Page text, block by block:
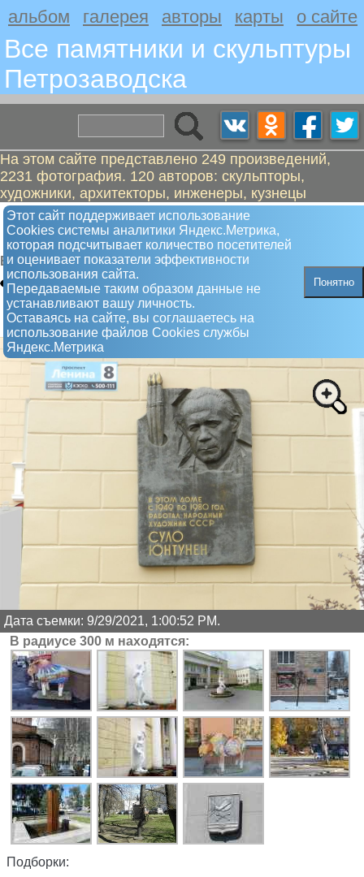
альбом галерея авторы карты о сайте
Все памятники и скульптуры
Петрозаводскa
На этом сайте представлено 249 произведений,
2231 фотография. 120 авторов: скульпторы,
художники, архитекторы, инженеры, кузнецы
Этот сайт поддерживает использование
Сookies системы аналитики Яндекс.Метрика,
которая подсчитывает количество посетителей
и оценивает показатели эффективности
использования сайта.
Передаваемые таким образом данные не
устанавливают вашу личность.
Оставаясь на сайте, вы соглашаетесь на
использование файлов Сookies службы
Яндекс.Метрика
Понятно
Юнтунен Суло Хейккиевич,
художник
Барельеф
Дата съемки: 9/29/2021, 1:00:52 PM.
В радиусе 300 м находятся:
Подборки: